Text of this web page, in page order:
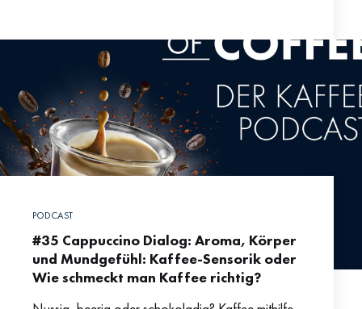
PODCAST
#35 Cappuccino Dialog: Aroma, Körper
und Mundgefühl: Kaffee-Sensorik oder
Wie schmeckt man Kaffee richtig?